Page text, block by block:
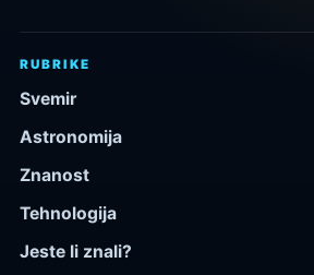
RUBRIKE
Svemir
Astronomija
Znanost
Tehnologija
Jeste li znali?